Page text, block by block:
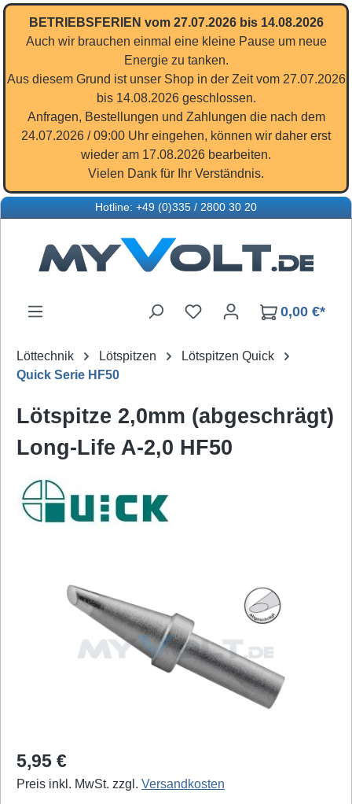
Zum Hauptinhalt springen
BETRIEBSFERIEN vom 27.07.2026 bis 14.08.2026
Auch wir brauchen einmal eine kleine Pause um neue
Energie zu tanken.
Aus diesem Grund ist unser Shop in der Zeit vom 27.07.2026
bis 14.08.2026 geschlossen.
Anfragen, Bestellungen und Zahlungen die nach dem
24.07.2026 / 09:00 Uhr eingehen, können wir daher erst
wieder am 17.08.2026 bearbeiten.
Vielen Dank für Ihr Verständnis.
Hotline: +49 (0)335 / 2800 30 20
Du hast 0 Produkte auf
0,00 €*
Löttechnik Lötspitzen
Lötspitzen Quick
Quick Serie HF50
Lötspitze 2,0mm (abgeschrägt)
Long-Life A-2,0 HF50
Regulärer Preis:
5,95 €
Preis inkl. MwSt. zzgl. Versandkosten